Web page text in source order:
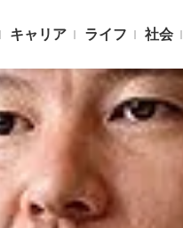
キャリア ライフ 社会